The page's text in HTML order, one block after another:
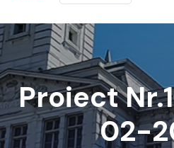
Proiect
02-